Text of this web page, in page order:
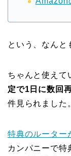
という、なんと
ちゃんと使えて
定で1日に数回
件見られました
特典のルーター
カンパニーで特